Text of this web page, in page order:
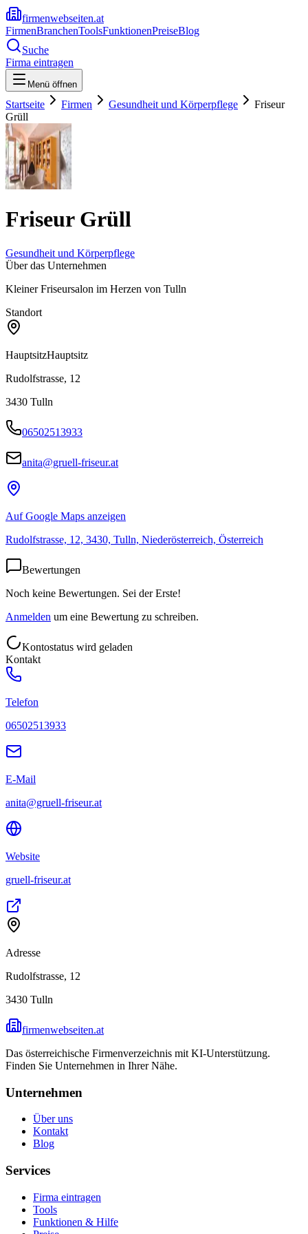
firmenwebseiten.at
FirmenBranchenToolsFunktionenPreiseBlog
Suche
Firma eintragen
Menü öffnen
Startseite Firmen Gesundheit und Körperpflege
Friseur
Grüll
Friseur Grüll
Gesundheit und Körperpflege
Über das Unternehmen
Kleiner Friseursalon im Herzen von Tulln
Standort
HauptsitzHauptsitz
Rudolfstrasse, 12
3430 Tulln
06502513933
anita@gruell-friseur.at
Auf Google Maps anzeigen
Rudolfstrasse, 12, 3430, Tulln, Niederösterreich, Österreich
Bewertungen
Noch keine Bewertungen. Sei der Erste!
Anmelden um eine Bewertung zu schreiben.
Kontostatus wird geladen
Kontakt
Telefon
06502513933
E-Mail
anita@gruell-friseur.at
Website
gruell-friseur.at
Adresse
Rudolfstrasse, 12
3430 Tulln
firmenwebseiten.at
Das österreichische Firmenverzeichnis mit KI-Unterstützung.
Finden Sie Unternehmen in Ihrer Nähe.
Unternehmen
Über uns
Kontakt
Blog
Services
Firma eintragen
Tools
Funktionen & Hilfe